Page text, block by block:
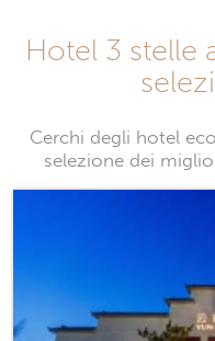
Hotel 3 stelle
Cerchi degli hotel
selezione dei